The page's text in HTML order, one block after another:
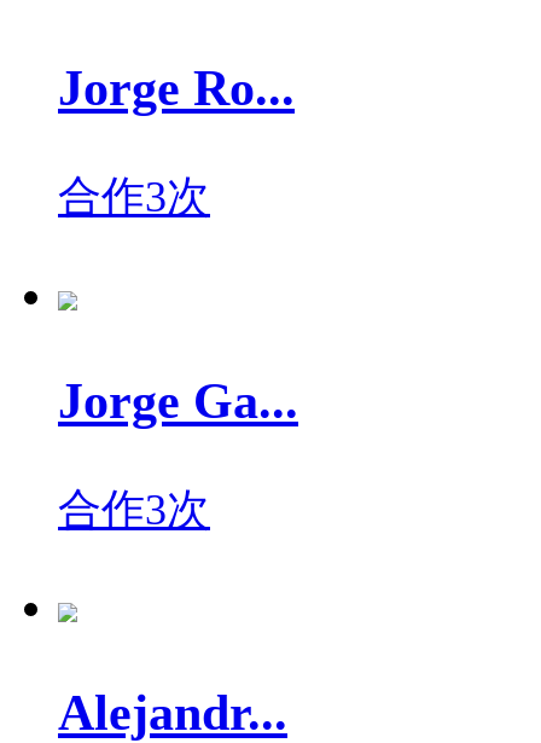
Jorge Ro...
合作3次
Jorge Ga...
合作3次
Alejandr...